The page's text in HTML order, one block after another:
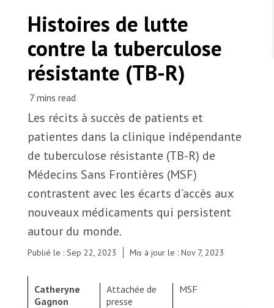
Les États négligent leur obligation de protéger les
personnes civiles et les services de santé en temps
de guerre
Urgence Ebola
Séismes au Venezuela : conséquences et intervention
de MSF
Dons des fondations
Partenariat d’entreprise
MSF l'entrepôt. Un cadeau qui en dit long.
Les Amis de MSF
Travailler avec MSF
Travailler à l’étranger
Travailler au Canada
Nous recrutons : Logisticien ou logisticienne
technique
Les médicaments anti-tuberculeux bédaquiline et
délamanide sont utilisées en combinaison pour
traiter la tuberculose résistante (TB-R) dans la
clinique indépendante de MSF à Mumbai. Inde,
2023. © Catheryne Gagnon/MSF
Histoires de lutte
contre la tuberculose
résistante (TB-R)
Les récits à succès de patients et
patientes dans la clinique indépendante
de tuberculose résistante (TB-R) de
Médecins Sans Frontières (MSF)
contrastent avec les écarts d’accès aux
nouveaux médicaments qui persistent
autour du monde.
Publié le : Sep 22, 2023 Mis à jour le : Nov 7, 2023
Catheryne
Gagnon
Attachée de
presse
MSF